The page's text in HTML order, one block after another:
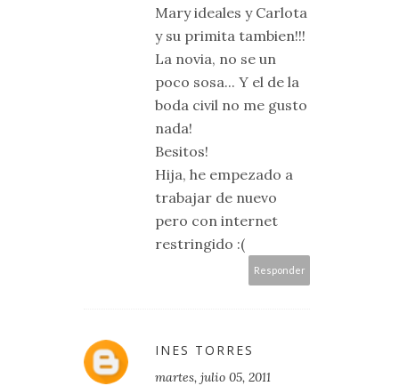
Mary ideales y Carlota
y su primita tambien!!!
La novia, no se un
poco sosa... Y el de la
boda civil no me gusto
nada!
Besitos!
Hija, he empezado a
trabajar de nuevo
pero con internet
restringido :(
Responder
INES TORRES
martes, julio 05, 2011